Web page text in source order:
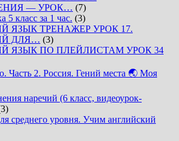
— УРОК… (7)
5 класс за 1 час. (3)
ЯЗЫК ТРЕНАЖЕР УРОК 17.
ДЛЯ… (3)
ЯЗЫК ПО ПЛЕЙЛИСТАМ УРОК 34
Часть 2. Россия. Гений места 🌏 Моя
наречий (6 класс, видеоурок-
среднего уровня. Учим английский